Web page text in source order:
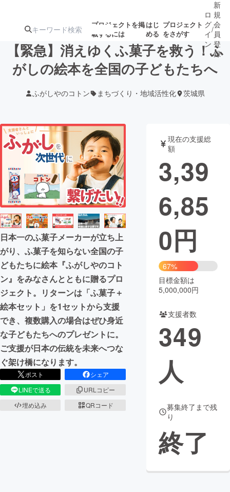
プロジェクトを掲
載するには
はじ
める
プロジェクト
をさがす
ジェクト
ターン
ジェクト
募集終了が近いプ
ロジェクト
もうすぐ公開
されます
アート・写真 音楽
テクノロジー・ガジェット ゲーム・サ
映像・映画
ビジネス・起業
まちづくり・地域活性化
CAMPFIRE for Social Good
CAMPFIRE Creation
CAMPFIREふるさと納税machi-ya コミュニティ
ロ
グ
イ
ン
/
新
規
会
員
登
録
【緊急】消えゆくふ菓子を救う！ふ
がしの絵本を全国の子どもたちへ
ふがしやのコトン まちづくり・地域活性化 茨城県
日本一のふ菓子メーカーが立ち上
がり、ふ菓子を知らない全国の子
どもたちに絵本『ふがしやのコト
ン』をみなさんとともに贈るプロ
ジェクト。リターンは「ふ菓子＋
絵本セット」を1セットから支援
でき、複数購入の場合はぜひ身近
な子どもたちへのプレゼントに。
ご支援が日本の伝統を未来へつな
ぐ架け橋になります。
ポスト
シェア
LINEで送る
URLコピー
埋め込み
QRコード
現在の支援総
額
3,39
6,85
0円
67%
目標金額は
5,000,000円
支援者数
349
人
募集終了まで残
り
終了